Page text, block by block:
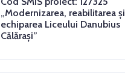
„Modernizarea, reabilitarea și
echiparea Liceului Danubius
Călărași”